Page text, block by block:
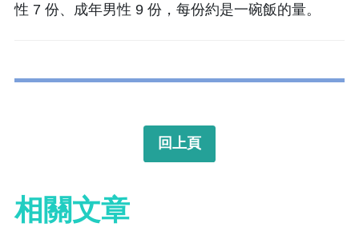
性 7 份、成年男性 9 份，每份約是一碗飯的量。
回上頁
相關文章